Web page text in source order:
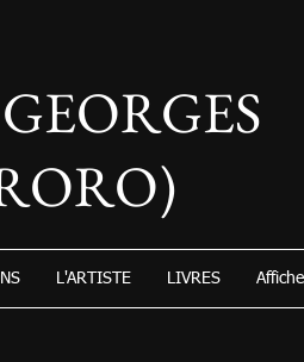
L'ARTISTE LIVRES